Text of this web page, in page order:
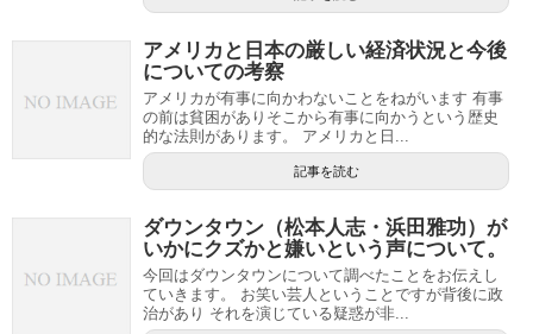
アメリカと日本の厳しい経済状況と今後
についての考察
アメリカが有事に向かわないことをねがいます 有事
の前は貧困がありそこから有事に向かうという歴史
的な法則があります。 アメリカと日...
記事を読む
ダウンタウン（松本人志・浜田雅功）が
いかにクズかと嫌いという声について。
今回はダウンタウンについて調べたことをお伝えし
ていきます。 お笑い芸人ということですが背後に政
治があり それを演じている疑惑が非...